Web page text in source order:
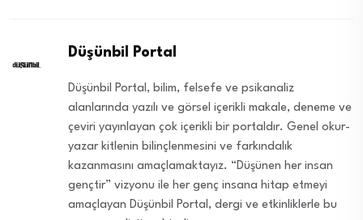
Düşünbil Portal
Düşünbil Portal, bilim, felsefe ve psikanaliz
alanlarında yazılı ve görsel içerikli makale, deneme ve
çeviri yayınlayan çok içerikli bir portaldır. Genel okur-
yazar kitlenin bilinçlenmesini ve farkındalık
kazanmasını amaçlamaktayız. “Düşünen her insan
gençtir” vizyonu ile her genç insana hitap etmeyi
amaçlayan Düşünbil Portal, dergi ve etkinliklerle bu